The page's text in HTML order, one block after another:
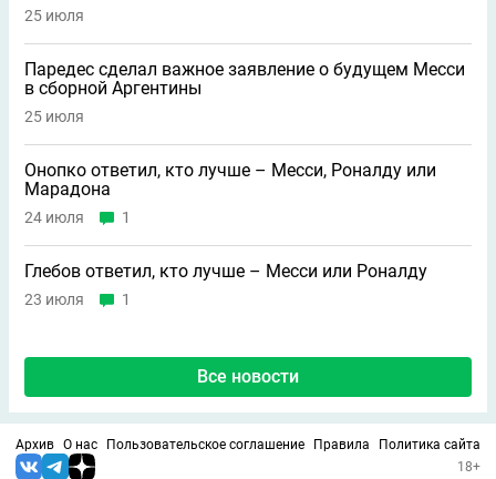
25 июля
Паредес сделал важное заявление о будущем Месси
в сборной Аргентины
25 июля
Онопко ответил, кто лучше – Месси, Роналду или
Марадона
24 июля 1
Глебов ответил, кто лучше – Месси или Роналду
23 июля 1
Все новости
Архив О нас Пользовательское соглашение Правила
Политика сайта
18+